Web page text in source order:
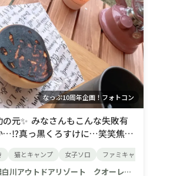
なっぷ10周年企画！フォトコン
もこんな失敗有
…⁉️真っ黒くろすけに…笑笑焦げ
ても3秒ルール適用⏳笑こちら
のキャンプ場の為、ニャンコ
猫とキャンプ 女子ソロ ファミキャン
岐阜 | 美濃白川アウトドアリゾート クオーレふれあいの里